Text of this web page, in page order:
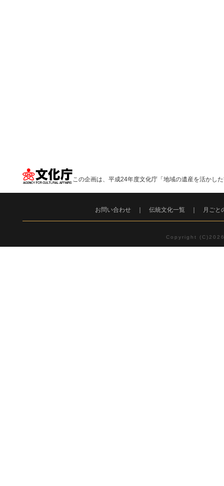
この企画は、平成24年度文化庁「地域の遺産を活かし
お問い合わせ ｜ 伝統文化一覧 ｜ 月ごと
Copyright